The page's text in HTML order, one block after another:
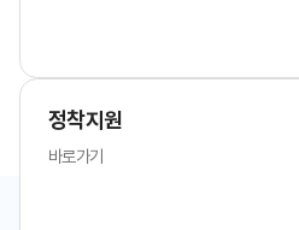
정착지원
바로가기